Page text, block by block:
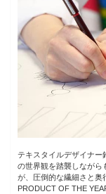
テキスタイルデザイナー
の世界観を踏襲しながら
が、圧倒的な繊細さと奥
PRODUCT OF THE